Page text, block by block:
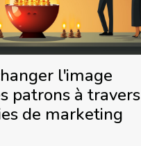
l'image
patrons à travers
de marketing